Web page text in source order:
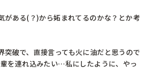
がある(？)から妬まれてるのかな？とか考
突破で、直接言っても火に油だと思うので
を連れ込みたい…私にしたように、やっ